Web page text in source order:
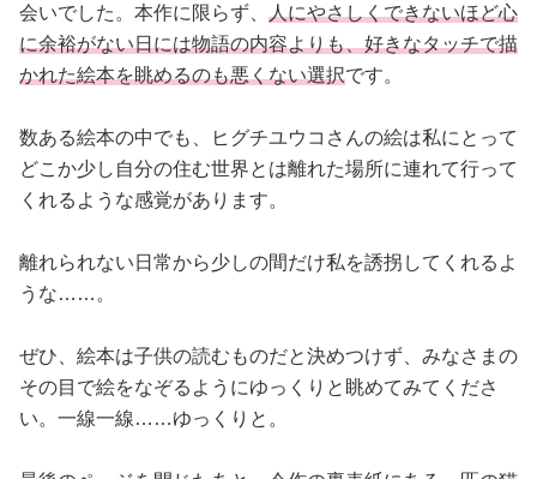
会いでした。本作に限らず、 人にやさしくできないほど心
に余裕がない日には物語の内容よりも、好きなタッチで描
かれた絵本を眺めるのも悪くない選択です。
数ある絵本の中でも、ヒグチユウコさんの絵は私にとって
どこか少し自分の住む世界とは離れた場所に連れて行って
くれるような感覚があります。
離れられない日常から少しの間だけ私を誘拐してくれるよ
うな……。
ぜひ、絵本は子供の読むものだと決めつけず、みなさまの
その目で絵をなぞるようにゆっくりと眺めてみてくださ
い。一線一線……ゆっくりと。